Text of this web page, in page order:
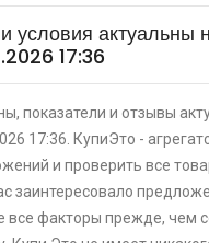
кровать buyson
+ возврат 25% трат ,
Сбербанка
руб. |КУПИТЬ
условия актуальны
17:36
показатели и отзывы
17:36. КупиЭто -
и проверить все
заинтересовало
все факторы прежде, чем